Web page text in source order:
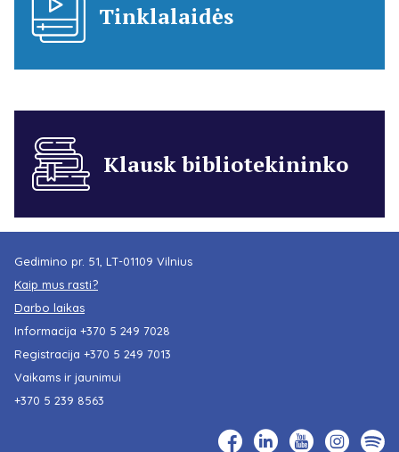
Tinklalaidės
Klausk bibliotekininko
Gedimino pr. 51, LT-01109 Vilnius
Kaip mus rasti?
Darbo laikas
Informacija +370 5 249 7028
Registracija +370 5 249 7013
Vaikams ir jaunimui
+370 5 239 8563